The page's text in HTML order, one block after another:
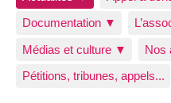
Documentation ▼
Médias et culture ▼
Nos
Pétitions, tribunes, appels...